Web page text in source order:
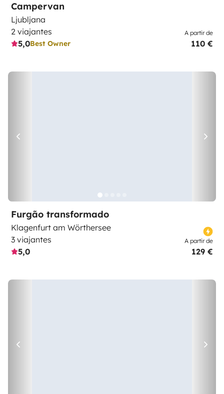
Campervan
Ljubljana
2 viajantes
5,0Best Owner
A partir de
110 €
Furgão transformado
Klagenfurt am Wörthersee
3 viajantes
5,0
A partir de
129 €